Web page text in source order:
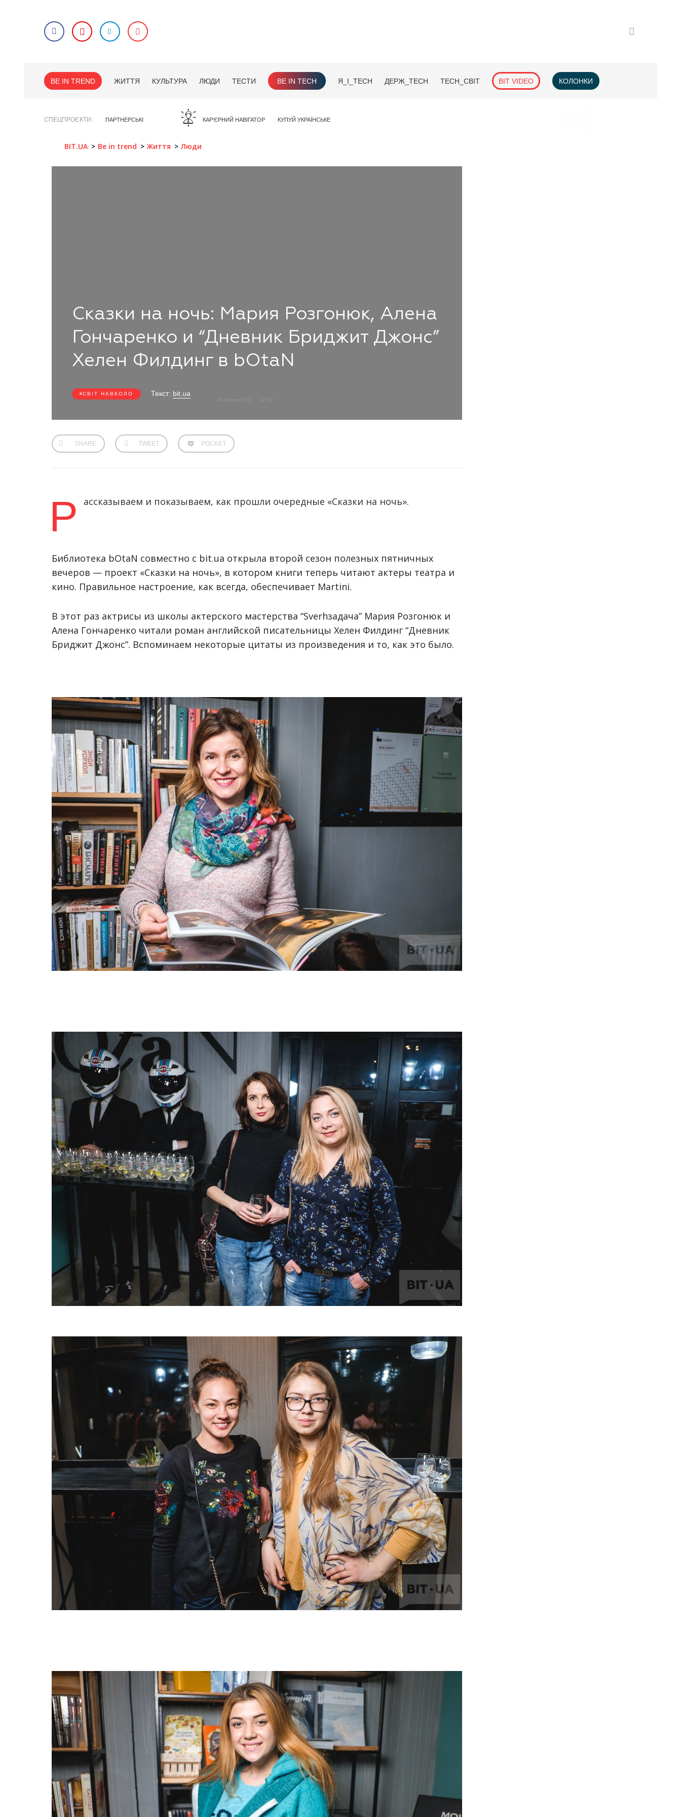
BE IN TREND ЖИТТЯ КУЛЬТУРА ЛЮДИ ТЕСТИ BE IN TECH Я_І_TECH ДЕРЖ_TECH TECH_СВІТ BIT VIDEO КОЛОНКИ
СПЕЦПРОЄКТИ ПАРТНЕРСЬКІ КАР'ЄРНИЙ НАВІГАТОР КУПУЙ УКРАЇНСЬКЕ
BIT.UA Be in trend Життя Люди
Сказки на ночь: Мария Розгонюк, Алена
Гончаренко и “Дневник Бриджит Джонс”
Хелен Филдинг в bOtaN
СВІТ НАВКОЛО Текст: bit.ua
24 Квітня 2017
SHARE TWEET POCKET
Р ассказываем и показываем, как прошли очередные «Сказки на ночь».
Библиотека bOtaN совместно с bit.ua открыла второй сезон полезных пятничных
вечеров — проект «Сказки на ночь», в котором книги теперь читают актеры театра и
кино. Правильное настроение, как всегда, обеспечивает Martini.
В этот раз актрисы из школы актерского мастерства “Svеrhзадача” Мария Розгонюк и
Алена Гончаренко читали роман английской писательницы Хелен Филдинг “Дневник
Бриджит Джонс”. Вспоминаем некоторые цитаты из произведения и то, как это было.